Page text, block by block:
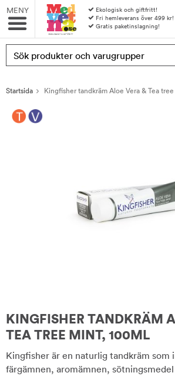
MENY
Ekologisk och giftfritt!
Fri hemleverans över 499 kr!
Gratis paketinslagning!
Produkten har blivit tillagd i
Startsida Kingfisher tandkräm Aloe Vera & Tea
KINGFISHER TANDKRÄM
TEA TREE MINT, 100ML
Kingfisher är en naturlig tandkräm som
färgämnen, aromämnen,